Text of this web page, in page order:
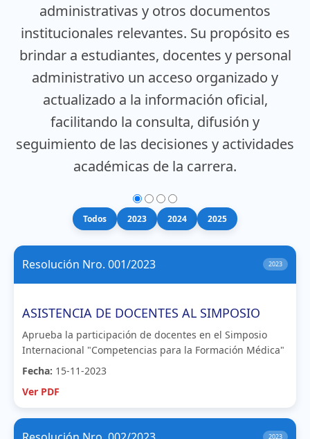
administrativas y otros documentos
institucionales relevantes. Su propósito es
brindar a estudiantes, docentes y personal
administrativo un acceso organizado y
actualizado a la información oficial,
facilitando la consulta, difusión y
seguimiento de las decisiones y actividades
académicas de la carrera.
Todos 2023 2024 2025
Resolución Nro. 001/2023 2023
ASISTENCIA DE DOCENTES AL SIMPOSIO
Aprueba la participación de docentes en el Simposio
Internacional "Competencias para la Formación Médica"
Fecha: 15-11-2023
Ver PDF
2023